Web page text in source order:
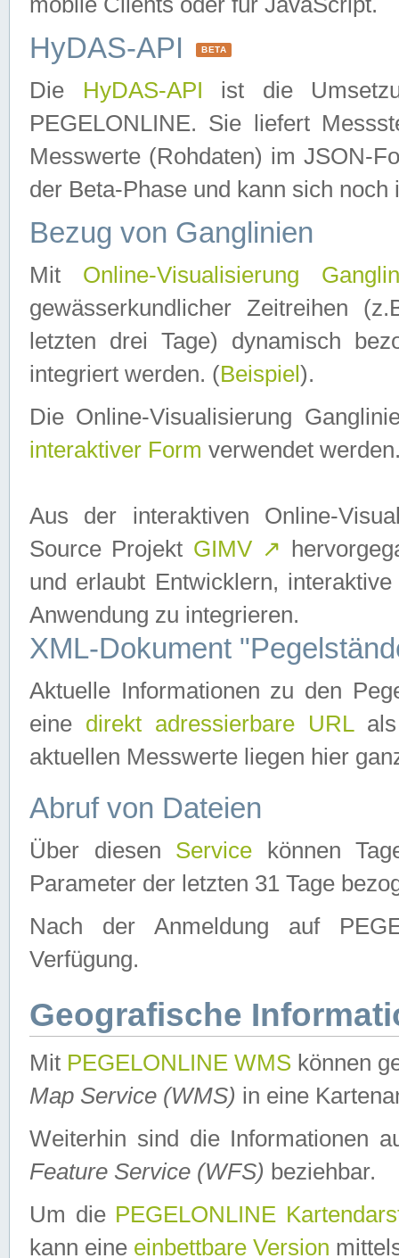
HyDAS-API BETA
Die HyDAS-API ist die
PEGELONLINE. Sie liefert
Messwerte (Rohdaten) im JSON-
der Beta-Phase und kann sich noch
Bezug von Ganglinien
Mit Online-Visualisierung
gewässerkundlicher Zeitreihen
letzten drei Tage) dynamisch
integriert werden. (Beispiel ).
Die Online-Visualisierung
interaktiver Form verwendet
Aus der interaktiven Online-
Source Projekt GIMV ↗
und erlaubt Entwicklern,
Anwendung zu integrieren.
XML-Dokument
Aktuelle Informationen zu den
eine direkt adressierbare URLals
aktuellen Messwerte liegen hier
Abruf von Dateien
Über diesen Service können
Parameter der letzten 31 Tage
Nach der Anmeldung auf
Verfügung.
Geografische
Mit PEGELONLINE WMS können
Map Service (WMS) in eine
Weiterhin sind die Informationen
Feature Service (WFS) beziehbar.
Um die PEGELONLINE
kann eine einbettbare Version